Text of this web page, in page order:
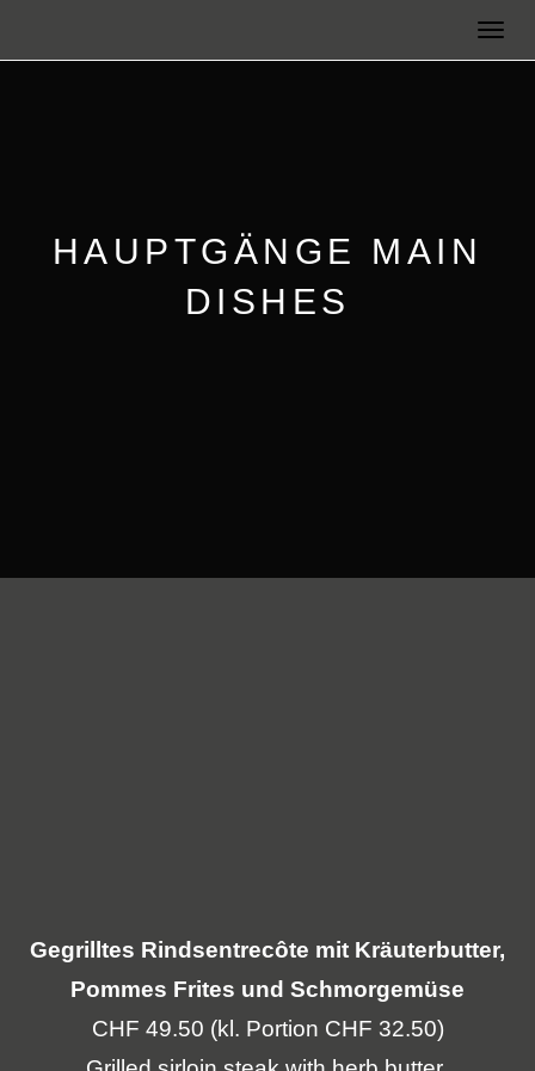
Toggle
HAUPTGÄNGE MAIN
DISHES
Gegrilltes Rindsentrecôte mit Kräuterbutter,
Pommes Frites und Schmorgemüse
CHF 49.50 (kl. Portion CHF 32.50)